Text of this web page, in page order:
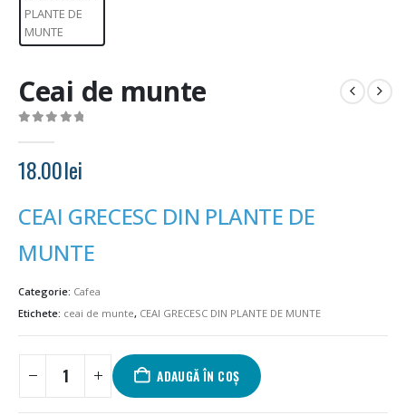
Ceai de munte
18.00lei
CEAI GRECESC DIN PLANTE DE
MUNTE
Categorie: Cafea
Etichete: ceai de munte, CEAI GRECESC DIN PLANTE DE MUNTE
ADAUGĂ ÎN COȘ